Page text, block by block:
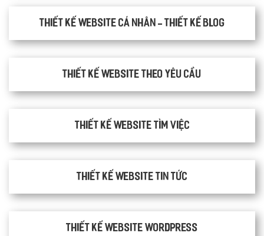
Thiết kế website cá nhân - Thiết kế blog
Thiết kế website theo yêu cầu
thiết kế website tìm việc
Thiết kế website tin tức
Thiết kế website WordPress